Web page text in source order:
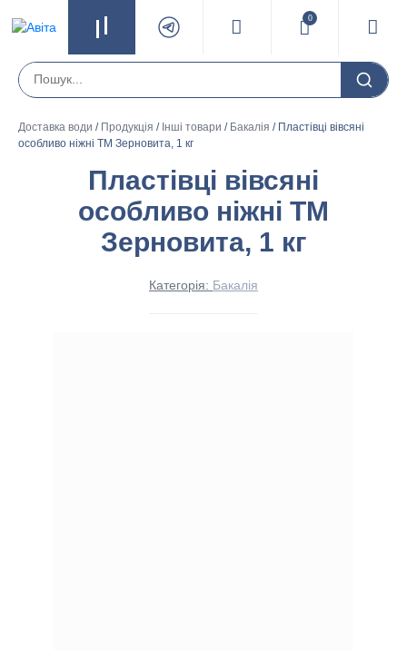
0
Доставка води / Продукція / Інші товари / Бакалія / Пластівці вівсяні
особливо ніжні ТМ Зерновита, 1 кг
Пластівці вівсяні
особливо ніжні ТМ
Зерновита, 1 кг
Категорія: Бакалія